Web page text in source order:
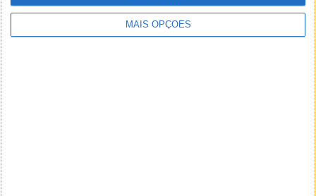
MAIS OPÇÕES